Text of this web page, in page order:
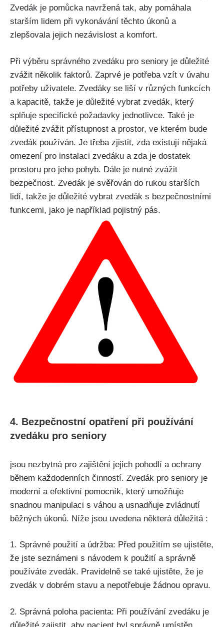
Zvedák je pomůcka navržená tak, aby pomáhala
starším lidem při vykonávání těchto úkonů a
zlepšovala jejich nezávislost a komfort.
Při výběru správného zvedáku pro seniory je důležité
zvážit několik faktorů. Zaprvé je potřeba vzít v úvahu
potřeby uživatele. Zvedáky se liší v různých funkcích
a kapacitě, takže je důležité vybrat zvedák, který
splňuje specifické požadavky jednotlivce. Také je
důležité zvážit přístupnost a prostor, ve kterém bude
zvedák používán. Je třeba zjistit, zda existují nějaká
omezení pro instalaci zvedáku a zda je dostatek
prostoru pro jeho pohyb. Dále je nutné zvážit
bezpečnost. Zvedák je svěřován do rukou starších
lidí, takže je důležité vybrat zvedák s bezpečnostními
funkcemi, jako je například pojistný pás.
4. Bezpečnostní opatření při používání
zvedáku pro seniory
jsou nezbytná pro zajištění jejich pohodlí a ochrany
během každodenních činností. Zvedák pro seniory je
moderní a efektivní pomocník, který umožňuje
snadnou manipulaci s váhou a usnadňuje zvládnutí
běžných úkonů. Níže jsou uvedena některá důležitá :
1. Správné použití a údržba: Před použitím se ujistěte,
že jste seznámeni s návodem k použití a správně
používáte zvedák. Pravidelně se také ujistěte, že je
zvedák v dobrém stavu a nepotřebuje žádnou opravu.
2. Správná poloha pacienta: Při používání zvedáku je
důležité zajistit, aby pacient byl správně umístěn.